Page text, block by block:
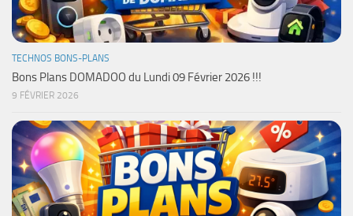
TECHNOS BONS-PLANS
Bons Plans DOMADOO du Lundi 09 Février 2026 !!!
9 FÉVRIER 2026